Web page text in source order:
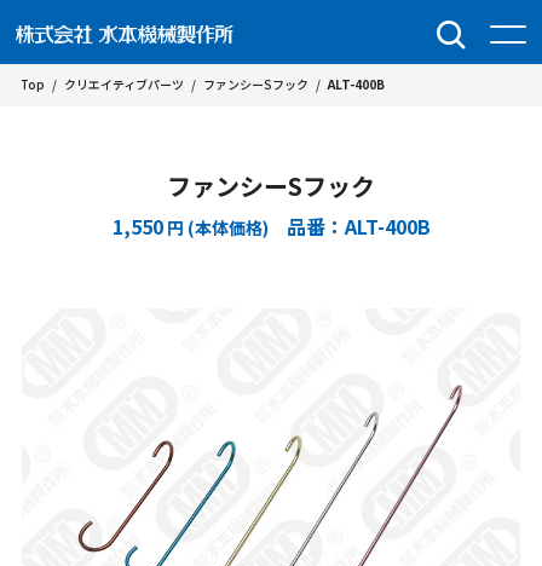
Top / クリエイティブパーツ / ファンシーSフック / ALT-400B
ファンシーSフック
1,550 円 (本体価格) 品番：ALT-400B